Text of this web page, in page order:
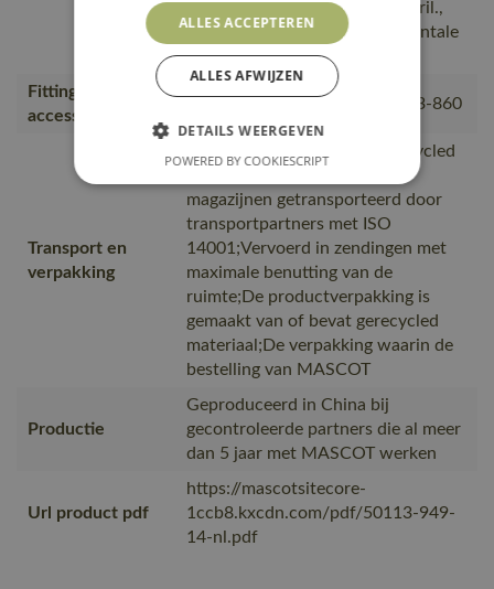
bijvoorbeeld een telefoon of bril.,
Extra zichtbaar door de horizontale
en verticale reflectiestrepen.
Fitting
accessories
18050-802, 50602-010, 50143-860
Transport en
verpakking
is gemaakt van of bevat gerecycled
materiaal, Van productie naar
magazijnen getransporteerd door
transportpartners met ISO
14001;Vervoerd in zendingen met
maximale benutting van de
ruimte;De productverpakking is
gemaakt van of bevat gerecycled
materiaal;De verpakking waarin de
bestelling van MASCOT
Productie
Geproduceerd in China bij
gecontroleerde partners die al meer
dan 5 jaar met MASCOT werken
Url product pdf
https://mascotsitecore-
1ccb8.kxcdn.com/pdf/50113-949-
14-nl.pdf
ALLES ACCEPTEREN
ALLES AFWIJZEN
DETAILS WEERGEVEN
POWERED BY COOKIESCRIPT